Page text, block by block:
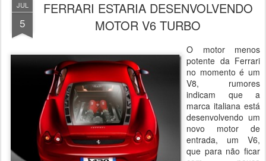
JUL
5
FERRARI ESTARIA DESENVOLVENDO
MOTOR V6 TURBO
O motor menos
potente da Ferrari
no momento é um
V8, rumores
indicam que a
marca italiana está
desenvolvendo um
novo motor de
entrada, um V6,
que para não ficar